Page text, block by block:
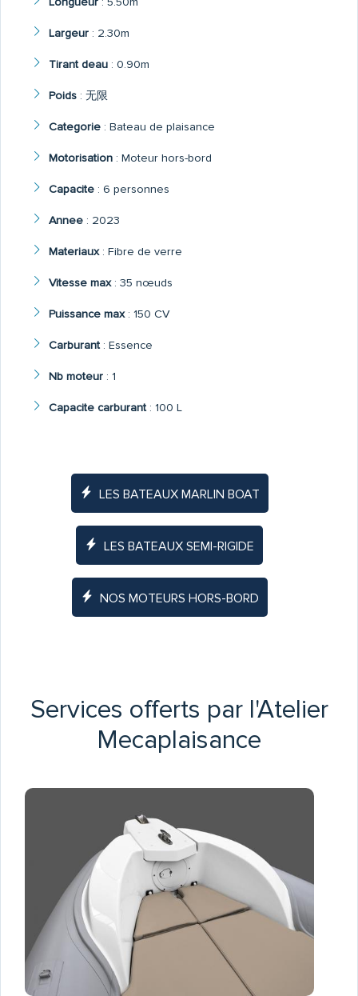
Largeur: 2.30m
Tirant deau: 0.90m
Poids: 无限
Categorie: Bateau de plaisance
Motorisation: Moteur hors-bord
Capacite: 6 personnes
Annee: 2023
Materiaux: Fibre de verre
Vitesse max: 35 nœuds
Puissance max: 150 CV
Carburant: Essence
Nb moteur: 1
Capacite carburant: 100 L
LES BATEAUX MARLIN BOAT
LES BATEAUX SEMI-RIGIDE
NOS MOTEURS HORS-BORD
Services offerts par l'Atelier
Mecaplaisance